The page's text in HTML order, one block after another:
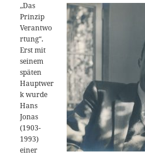
„Das
Prinzip
Verantwo
rtung“.
Erst mit
seinem
späten
Hauptwer
k wurde
Hans
Jonas
(1903-
1993)
einer